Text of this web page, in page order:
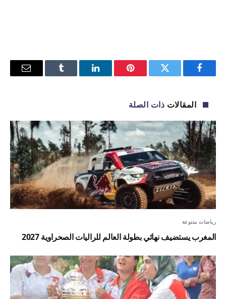
فيسبوك تويتر بينتيريستلينكدإن Tumblr
البريد
المقالات ذات الصلة
رياضات متنوعة
المغرب يستضيف نهائي بطولة العالم للراليات الصحراوية 2027